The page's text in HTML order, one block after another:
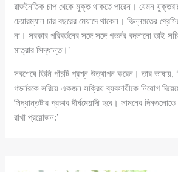
রাজনৈতিক চাপ থেকে মুক্ত থাকতে পারেন। যেমন
চেয়ারম্যান চার বছরের মেয়াদে থাকেন। ভিন্নমতের
না। সরকার পরিবর্তনের সঙ্গে সঙ্গে গভর্নর বদলানো তাই
মাত্রার সিদ্ধান্ত।’
সবশেষে তিনি পাঁচটি প্রশ্ন উত্থাপন করেন। তার ভাষায়,
গভর্নরকে সরিয়ে একজন সক্রিয় ব্যবসায়ীকে নিয়োগ
সিদ্ধান্তটার প্রভাব দীর্ঘমেয়াদী হবে। সামনের
রাখা প্রয়োজন:’